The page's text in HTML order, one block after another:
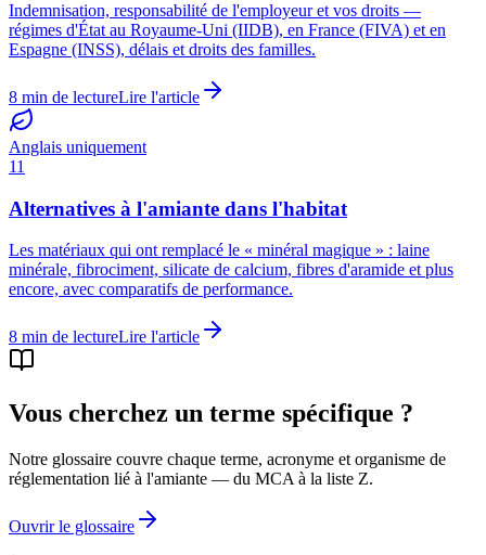
Indemnisation, responsabilité de l'employeur et vos droits —
régimes d'État au Royaume-Uni (IIDB), en France (FIVA) et en
Espagne (INSS), délais et droits des familles.
8 min de lectureLire l'article
Anglais uniquement
11
Alternatives à l'amiante dans l'habitat
Les matériaux qui ont remplacé le « minéral magique » : laine
minérale, fibrociment, silicate de calcium, fibres d'aramide et plus
encore, avec comparatifs de performance.
8 min de lectureLire l'article
Vous cherchez un terme spécifique ?
Notre glossaire couvre chaque terme, acronyme et organisme de
réglementation lié à l'amiante — du MCA à la liste Z.
Ouvrir le glossaire